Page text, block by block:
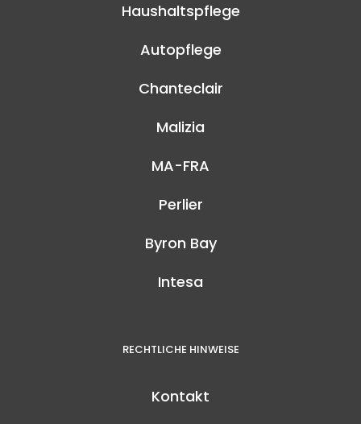
Haushaltspflege
Autopflege
Chanteclair
Malizia
MA-FRA
Perlier
Byron Bay
Intesa
RECHTLICHE HINWEISE
Kontakt